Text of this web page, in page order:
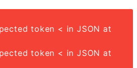
token < in JSON at
token < in JSON at